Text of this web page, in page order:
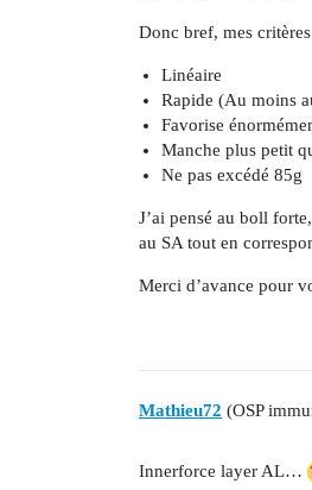
Donc bref, mes
Linéaire
Rapide (Au moins
Favorise
Manche plus petit
Ne pas excédé 85g
J’ai pensé au boll
au SA tout en
Merci d’avance pour
Mathieu72 (OSP
Innerforce layer AL…